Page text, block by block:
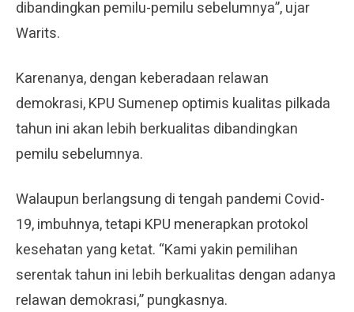
dibandingkan pemilu-pemilu sebelumnya”, ujar
Warits.
Karenanya, dengan keberadaan relawan
demokrasi, KPU Sumenep optimis kualitas pilkada
tahun ini akan lebih berkualitas dibandingkan
pemilu sebelumnya.
Walaupun berlangsung di tengah pandemi Covid-
19, imbuhnya, tetapi KPU menerapkan protokol
kesehatan yang ketat. “Kami yakin pemilihan
serentak tahun ini lebih berkualitas dengan adanya
relawan demokrasi,” pungkasnya.